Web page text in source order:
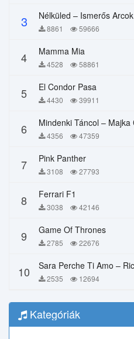
3 Nélküled – Ismerős Arcok
8861 59666
4 Mamma Mia
4528 58861
5 El Condor Pasa
4430 39911
6 4356 47359
7 Pink Panther
3108 27793
8 Ferrari F1
3038 42146
9 Game Of Thrones
2785 22676
10 2535 12694
Kategóriák